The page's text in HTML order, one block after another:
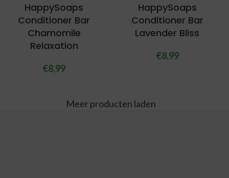
HappySoaps
Conditioner Bar
Chamomile
Relaxation
€8,99
HappySoaps
Conditioner Bar
Lavender Bliss
€8,99
Meer producten laden